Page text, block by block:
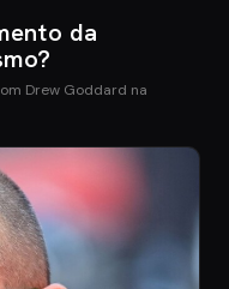
da
Drew Goddard na